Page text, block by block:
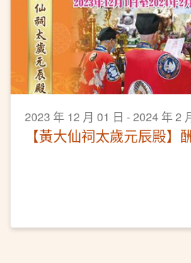
2023 年 12 月 01 日 - 2024 年 2
【黃大仙祠太歲元辰殿】